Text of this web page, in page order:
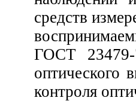
средств
ГОСТ 23479-
оптического
контроля